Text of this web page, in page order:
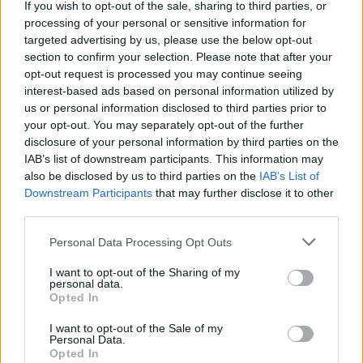
If you wish to opt-out of the sale, sharing to third parties, or
processing of your personal or sensitive information for
targeted advertising by us, please use the below opt-out
section to confirm your selection. Please note that after your
opt-out request is processed you may continue seeing
interest-based ads based on personal information utilized by
us or personal information disclosed to third parties prior to
your opt-out. You may separately opt-out of the further
disclosure of your personal information by third parties on the
IAB’s list of downstream participants. This information may
also be disclosed by us to third parties on the IAB’s List of
Downstream Participants that may further disclose it to other
Personal Data Processing Opt Outs
I want to opt-out of the Sharing of my
personal data.
Opted In
I want to opt-out of the Sale of my
Personal Data.
Opted In
Cómo ir desde Paracuellos De Jarama a
Olite/Erriberri